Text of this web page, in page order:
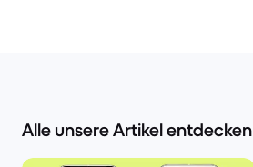
Alle unsere Artikel entdecken